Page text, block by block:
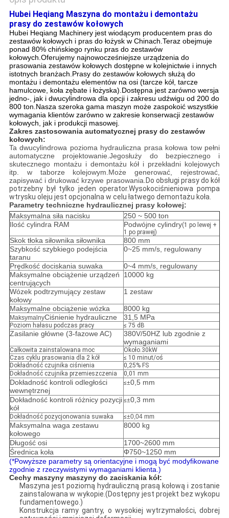
Hubei Heqiang Maszyna do montażu i demontażu
prasy do zestawów kołowych
Hubei Heqiang Machinery jest wiodącym producentem pras do
zestawów kołowych i pras do łożysk w Chinach.Teraz obejmuje
ponad 80% chińskiego rynku pras do zestawów
kołowych.Oferujemy najnowocześniejsze urządzenia do
prasowania zestawów kołowych dostępne w kolejnictwie i innych
istotnych branżach.Prasy do zestawów kołowych służą do
montażu i demontażu elementów na osi (tarcze kół, tarcze
hamulcowe, koła zębate i łożyska).Dostępna jest zarówno wersja
jedno-, jak i dwucylindrowa dla opcji i zakresu udźwigu od 200 do
800 ton.Nasza szeroka gama maszyn może zaspokoić wszystkie
wymagania klientów zarówno w zakresie konserwacji zestawów
kołowych, jak i produkcji masowej.
Zakres zastosowania automatycznej prasy do zestawów
kołowych:
Ta dwucylindrowa pozioma hydrauliczna prasa kołowa tow pełni
automatyczne projektowanie.Jegosłuży do bezpiecznego i
skutecznego montażu i demontażu kół i przekładni kolejowych
itp. w taborze kolejowym.Może generować, rejestrować,
zapisywać i drukować krzywe prasowania.Do obsługi prasy do kół
potrzebny był tylko jeden operator.Wysokociśnieniowa pompa
wtrysku oleju jest opcjonalna w celu łatwego demontażu koła.
Parametry techniczne hydraulicznej prasy kołowej:
Maksymalna siła nacisku
250 ~ 500 ton
Ilość cylindra RAM
Podwójne cylindry(1 po lewej +
1 po prawej)
Skok tłoka siłownika siłownika
800 mm
Szybkość szybkiego podejścia
taranu
0~25 mm/s, regulowany
Prędkość dociskania suwaka
0~4 mm/s, regulowany
Maksymalne obciążenie urządzeń
centrujących
10000 kg
Wózek podtrzymujący zestaw
kołowy
1 zestaw
Maksymalne obciążenie wózka 8000 kg
MaksymalnyCiśnienie hydrauliczne 31,5 MPa
Poziom hałasu podczas pracy ≤ 75 dB
Zasilanie główne (3-fazowe AC)
380V/50HZ lub zgodnie z
wymaganiami
Całkowita zainstalowana moc
Około.30kW
Czas cyklu prasowania dla 2 kół
≤ 10 minut/oś
Dokładność czujnika ciśnienia
0,25% FS
Dokładność czujnika przemieszczenia
0,01 mm
Dokładność kontroli odległości
wewnętrznej
≤±0,5 mm
Dokładność kontroli różnicy pozycji
kół
≤±0,3 mm
Dokładność pozycjonowania suwaka ≤±0,04 mm
Maksymalna waga zestawu
kołowego
8000 kg
Długość osi
1700~2600 mm
Średnica koła
Φ750~1250 mm
(*Powyższe parametry są orientacyjne i mogą być modyfikowane
zgodnie z rzeczywistymi wymaganiami klienta.)
Cechy maszyny maszyny do zaciskania kół:
Maszyna jest poziomą hydrauliczną prasą kołową i zostanie
zainstalowana w wykopie.(Dostępny jest projekt bez wykopu
fundamentowego.)
Konstrukcja ramy gantry, o wysokiej wytrzymałości, dobrej